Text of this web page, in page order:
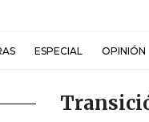
ESPECIAL OPINIÓN